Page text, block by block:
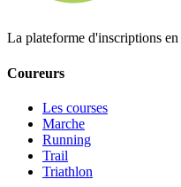
La plateforme d'inscriptions
Coureurs
Les courses
Marche
Running
Trail
Triathlon